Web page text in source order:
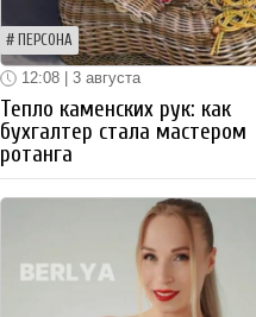
ПЕРСОНА
12:08 | 3 августа
Тепло каменских рук: как
бухгалтер стала мастером
ротанга